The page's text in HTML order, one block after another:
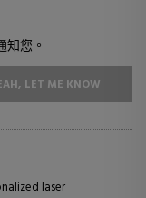
您。
LET ME KNOW
laser